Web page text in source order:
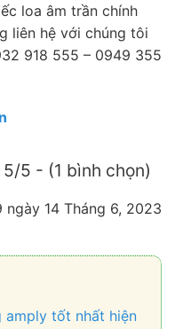
loa âm trần chính
liên hệ với chúng tôi
918 555 – 0949 355
5/5 - (1 bình chọn)
14 Tháng 6, 2023
amply tốt nhất hiện